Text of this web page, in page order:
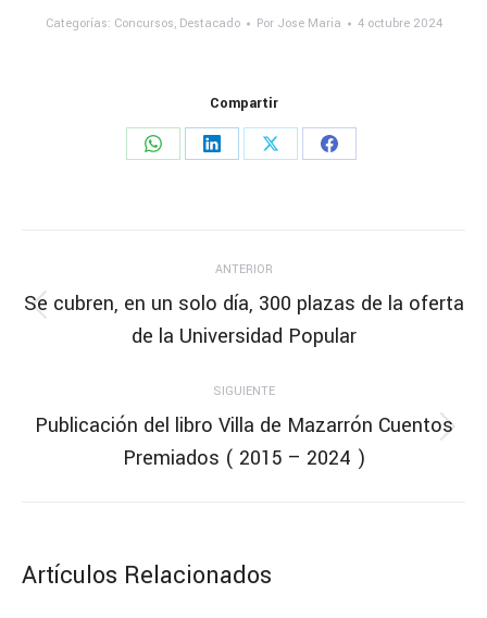
Categorías: Concursos, Destacado Por Jose Maria 4 octubre 2024
Compartir
ANTERIOR
Se cubren, en un solo día, 300 plazas de la oferta
de la Universidad Popular
SIGUIENTE
Publicación del libro Villa de Mazarrón Cuentos
Premiados ( 2015 – 2024 )
Artículos Relacionados